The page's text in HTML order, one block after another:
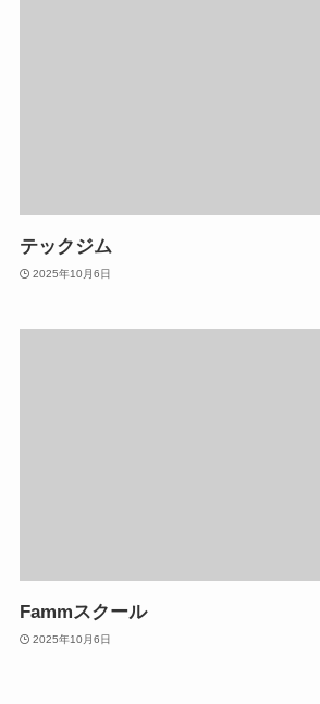
テックジム
2025年10月6日
Fammスクール
2025年10月6日